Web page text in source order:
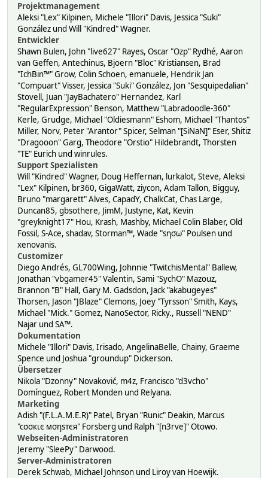
Projektmanagement
Aleksi "Lex" Kilpinen, Michele "Illori" Davis, Jessica "Suki"
González und Will "Kindred" Wagner.
Entwickler
Shawn Bulen, John "live627" Rayes, Oscar "Ozp" Rydhé, Aaron
van Geffen, Antechinus, Bjoern "Bloc" Kristiansen, Brad
"IchBin™" Grow, Colin Schoen, emanuele, Hendrik Jan
"Compuart" Visser, Jessica "Suki" González, Jon "Sesquipedalian"
Stovell, Juan "JayBachatero" Hernandez, Karl
"RegularExpression" Benson, Matthew "Labradoodle-360"
Kerle, Grudge, Michael "Oldiesmann" Eshom, Michael "Thantos"
Miller, Norv, Peter "Arantor" Spicer, Selman "[SiNaN]" Eser, Shitiz
"Dragooon" Garg, Theodore "Orstio" Hildebrandt, Thorsten
"TE" Eurich und winrules.
Support Spezialisten
Will "Kindred" Wagner, Doug Heffernan, lurkalot, Steve, Aleksi
"Lex" Kilpinen, br360, GigaWatt, ziycon, Adam Tallon, Bigguy,
Bruno "margarett" Alves, CapadY, ChalkCat, Chas Large,
Duncan85, gbsothere, JimM, Justyne, Kat, Kevin
"greyknight17" Hou, Krash, Mashby, Michael Colin Blaber, Old
Fossil, S-Ace, shadav, Storman™, Wade "sησω" Poulsen und
xenovanis.
Customizer
Diego Andrés, GL700Wing, Johnnie "TwitchisMental" Ballew,
Jonathan "vbgamer45" Valentin, Sami "SychO" Mazouz,
Brannon "B" Hall, Gary M. Gadsdon, Jack "akabugeyes"
Thorsen, Jason "JBlaze" Clemons, Joey "Tyrsson" Smith, Kays,
Michael "Mick." Gomez, NanoSector, Ricky., Russell "NEND"
Najar und SA™.
Dokumentation
Michele "Illori" Davis, Irisado, AngelinaBelle, Chainy, Graeme
Spence und Joshua "groundup" Dickerson.
Übersetzer
Nikola "Dzonny" Novaković, m4z, Francisco "d3vcho"
Domínguez, Robert Monden und Relyana.
Marketing
Adish "(F.L.A.M.E.R)" Patel, Bryan "Runic" Deakin, Marcus
"cσσкιє мσηѕтєя" Forsberg und Ralph "[n3rve]" Otowo.
Webseiten-Administratoren
Jeremy "SleePy" Darwood.
Server-Administratoren
Derek Schwab, Michael Johnson und Liroy van Hoewijk.